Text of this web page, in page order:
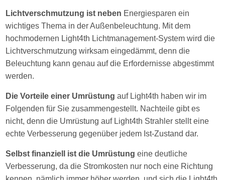
Lichtverschmutzung ist neben Energiesparen ein
wichtiges Thema in der Außenbeleuchtung. Mit dem
hochmodernen Light4th Lichtmanagement-System wird die
Lichtverschmutzung wirksam eingedämmt, denn die
Beleuchtung kann genau auf die Erfordernisse abgestimmt
werden.
Die Vorteile einer Umrüstungauf Light4th haben wir im
Folgenden für Sie zusammengestellt. Nachteile gibt es
nicht, denn die Umrüstung auf Light4th Strahler stellt eine
echte Verbesserung gegenüber jedem Ist-Zustand dar.
Selbst finanziell ist die Umrüstung eine deutliche
Verbesserung, da die Stromkosten nur noch eine Richtung